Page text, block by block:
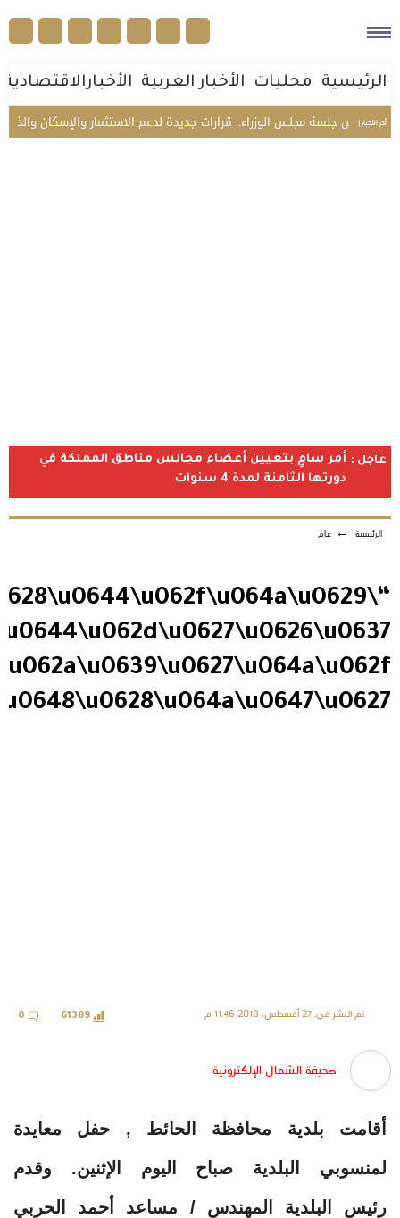
الرئيسية محليات الأخبار العربية الأخبارالاقتصادية
أخر الأخبار |
جلسة مجلس الوزراء.. قرارات جديدة لدعم الاستثمار والإسكان والذكاء
عاجل : أمر سامٍ بتعيين أعضاء مجالس مناطق المملكة في
دورتها الثامنة لمدة 4 سنوات
الرئيسية ← عام
تم النشر في: 27 أغسطس، 2018 11:46 م 61389
0
صحيفة الشمال الإلكترونية
أقامت بلدية محافظة الحائط , حفل معايدة
لمنسوبي البلدية صباح اليوم الإثنين. وقدم
رئيس البلدية المهندس / مساعد أحمد الحربي